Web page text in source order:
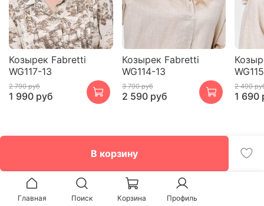
В корзину
Козырек Fabretti
WG117-13
2 790 руб
1 990 руб
Козырек Fabretti
WG114-13
3 790 руб
2 590 руб
2 490
1 690
Главная Поиск Корзина Профиль